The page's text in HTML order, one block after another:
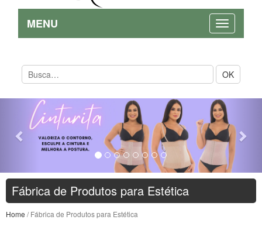
MENU
OK
Previous
Fábrica de Produtos para Estética
Home / Fábrica de Produtos para Estética